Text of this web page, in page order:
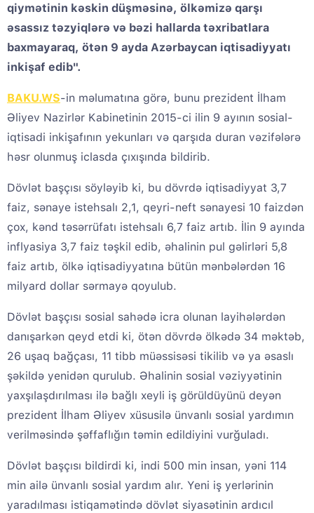
qiymətinin kəskin düşməsinə, ölkəmizə qarşı
əsassız təzyiqlərə və bəzi hallarda təxribatlara
baxmayaraq, ötən 9 ayda Azərbaycan iqtisadiyyatı
inkişaf edib".
BAKU.WS-in məlumatına görə, bunu prezident İlham
Əliyev Nazirlər Kabinetinin 2015-ci ilin 9 ayının sosial-
iqtisadi inkişafının yekunları və qarşıda duran vəzifələrə
həsr olunmuş iclasda çıxışında bildirib.
Dövlət başçısı söyləyib ki, bu dövrdə iqtisadiyyat 3,7
faiz, sənaye istehsalı 2,1, qeyri-neft sənayesi 10 faizdən
çox, kənd təsərrüfatı istehsalı 6,7 faiz artıb. İlin 9 ayında
inflyasiya 3,7 faiz təşkil edib, əhalinin pul gəlirləri 5,8
faiz artıb, ölkə iqtisadiyyatına bütün mənbələrdən 16
milyard dollar sərmayə qoyulub.
Dövlət başçısı sosial sahədə icra olunan layihələrdən
danışarkən qeyd etdi ki, ötən dövrdə ölkədə 34 məktəb,
26 uşaq bağçası, 11 tibb müəssisəsi tikilib və ya əsaslı
şəkildə yenidən qurulub. Əhalinin sosial vəziyyətinin
yaxşılaşdırılması ilə bağlı xeyli iş görüldüyünü deyən
prezident İlham Əliyev xüsusilə ünvanlı sosial yardımın
verilməsində şəffaflığın təmin edildiyini vurğuladı.
Dövlət başçısı bildirdi ki, indi 500 min insan, yəni 114
min ailə ünvanlı sosial yardım alır. Yeni iş yerlərinin
yaradılması istiqamətində dövlət siyasətinin ardıcıl